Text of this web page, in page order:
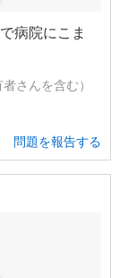
病院にこま
さんを含む）
問題を報告する